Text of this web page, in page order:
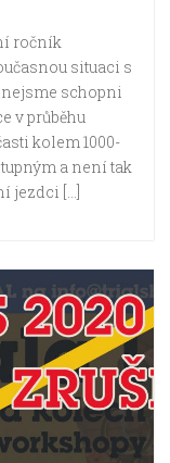
ročník
situaci s
nejsme schopni
v průběhu
kolem 1000-
a není tak
jezdci […]